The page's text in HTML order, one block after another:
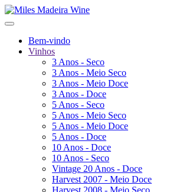
Bem-vindo
Vinhos
3 Anos - Seco
3 Anos - Meio Seco
3 Anos - Meio Doce
3 Anos - Doce
5 Anos - Seco
5 Anos - Meio Seco
5 Anos - Meio Doce
5 Anos - Doce
10 Anos - Doce
10 Anos - Seco
Vintage 20 Anos - Doce
Harvest 2007 - Meio Doce
Harvest 2008 - Meio Seco